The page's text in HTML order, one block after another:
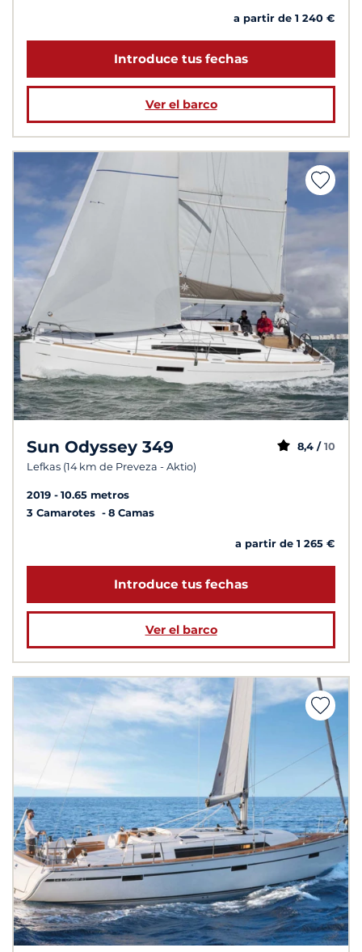
a partir de 1 240 €
Introduce tus fechas
Ver el barco
Sun Odyssey 349
Lefkas (14 km de Preveza - Aktio)
8,4 / 10
2019
10.65 metros
3 Camarotes
8 Camas
a partir de 1 265 €
Introduce tus fechas
Ver el barco